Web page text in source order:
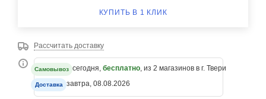
КУПИТЬ В 1 КЛИК
Рассчитать доставку
Самовывоз сегодня, бесплатно , из 2 магазинов в г. Твери
Доставка завтра, 08.08.2026